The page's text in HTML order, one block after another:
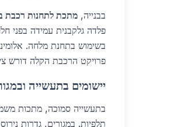
בבנייה, מתכת לתחנות רכבת
פרויקט הרכבת הקלה דורש
יישומים בתעשייה
בתעשייה סמוכה, מתכות
תלפיות. במגורים, גדרות